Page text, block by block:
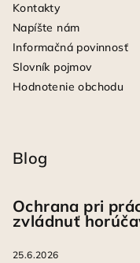
Kontakty
Napíšte nám
Informačná povinnosť
Slovník pojmov
Hodnotenie obchodu
Blog
Ochrana pri
zvládnuť
25.6.2026